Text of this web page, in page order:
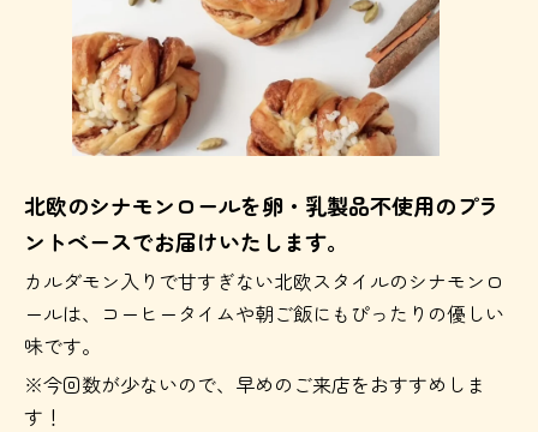
北欧のシナモンロールを卵・乳製品不使用のプラ
ントベースでお届けいたします。
カルダモン入りで甘すぎない北欧スタイルのシナモンロ
ールは、コーヒータイムや朝ご飯にもぴったりの優しい
味です。
※今回数が少ないので、早めのご来店をおすすめしま
す！